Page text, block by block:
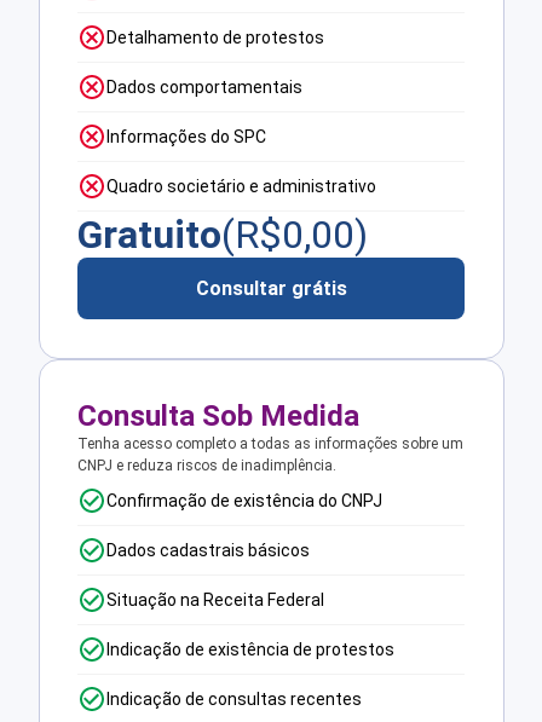
Detalhamento de protestos
Dados comportamentais
Informações do SPC
Quadro societário e administrativo
Gratuito(R$0,00)
Consultar grátis
Consulta Sob Medida
Tenha acesso completo a todas as informações sobre um
CNPJ e reduza riscos de inadimplência.
Confirmação de existência do CNPJ
Dados cadastrais básicos
Situação na Receita Federal
Indicação de existência de protestos
Indicação de consultas recentes